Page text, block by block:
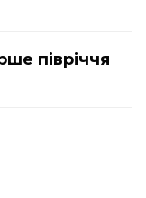
півріччя